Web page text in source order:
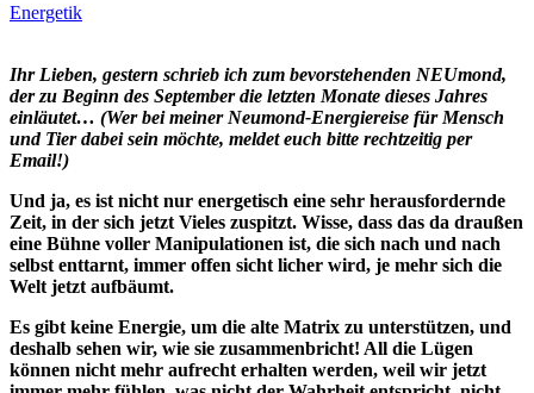
Energetik
Ihr Lieben, gestern schrieb ich zum bevorstehenden NEUmond,
der zu Beginn des September die letzten Monate dieses Jahres
einläutet… (Wer bei meiner Neumond-Energiereise für Mensch
und Tier dabei sein möchte, meldet euch bitte rechtzeitig per
Email!)
Und ja, es ist nicht nur energetisch eine sehr herausfordernde
Zeit, in der sich jetzt Vieles zuspitzt. Wisse, dass das da draußen
eine Bühne voller Manipulationen ist, die sich nach und nach
selbst enttarnt, immer offen sicht licher wird, je mehr sich die
Welt jetzt aufbäumt.
Es gibt keine Energie, um die alte Matrix zu unterstützen, und
deshalb sehen wir, wie sie zusammenbricht! All die Lügen
können nicht mehr aufrecht erhalten werden, weil wir jetzt